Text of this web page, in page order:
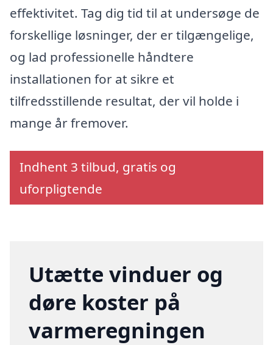
effektivitet. Tag dig tid til at undersøge de
forskellige løsninger, der er tilgængelige,
og lad professionelle håndtere
installationen for at sikre et
tilfredsstillende resultat, der vil holde i
mange år fremover.
Indhent 3 tilbud, gratis og
uforpligtende
Utætte vinduer og
døre koster på
varmeregningen